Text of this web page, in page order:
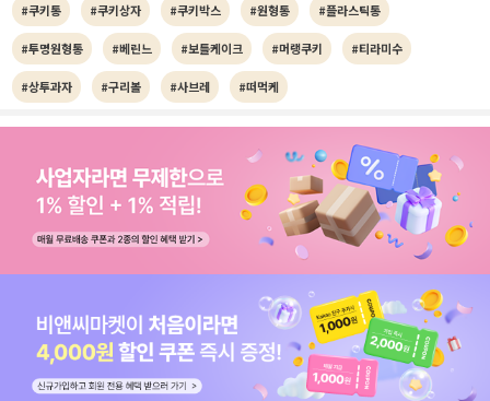
#쿠키통 #쿠키상자 #쿠키박스 #원형통 #플라스틱통
#투명원형통 #베린느 #보틀케이크 #머랭쿠키 #티라미수
#상투과자 #구리볼 #사브레 #떠먹케